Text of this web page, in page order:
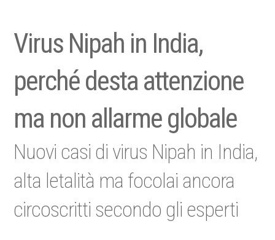
Virus Nipah in India,
perché desta attenzione
ma non allarme globale
Nuovi casi di virus Nipah in India,
alta letalità ma focolai ancora
circoscritti secondo gli esperti